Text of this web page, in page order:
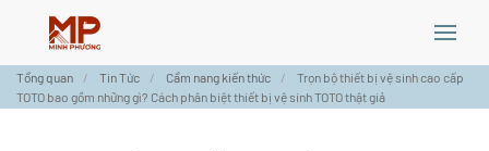
Skip
to
Tổng quan Tin Tức Cẩm nang kiến thức
Trọn bộ thiết bị vệ sinh cao cấp
TOTO bao gồm những gì? Cách phân biệt thiết bị vệ sinh TOTO thật giả